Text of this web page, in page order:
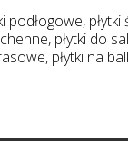
płytki
płytki do
płytki na